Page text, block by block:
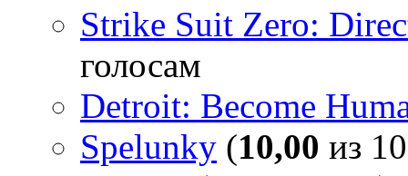
Strike Suit Zero:
голосам
Detroit: Become
Spelunky (10,00 из